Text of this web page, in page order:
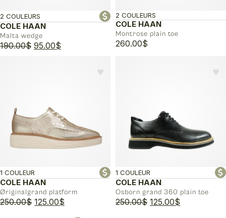
COLE HAAN
Malta wedge
2 COULEURS
190.00$ Le
95.00$
COLE HAAN
Montrose plain toe
2 COULEURS
260.00$
♥︎
COLE HAAN
Øriginalgrand platform
1 COULEUR
250.00$ Le
125.00$
♥︎
COLE HAAN
Osborn grand 360 plain toe
1 COULEUR
250.00$ Le
125.00$